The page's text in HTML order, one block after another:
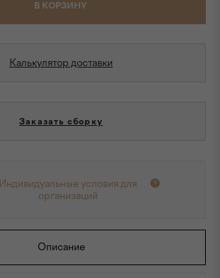
В КОРЗИНУ
Калькулятор доставки
Заказать сборку
Индивидуальные условия для
организаций
Описание